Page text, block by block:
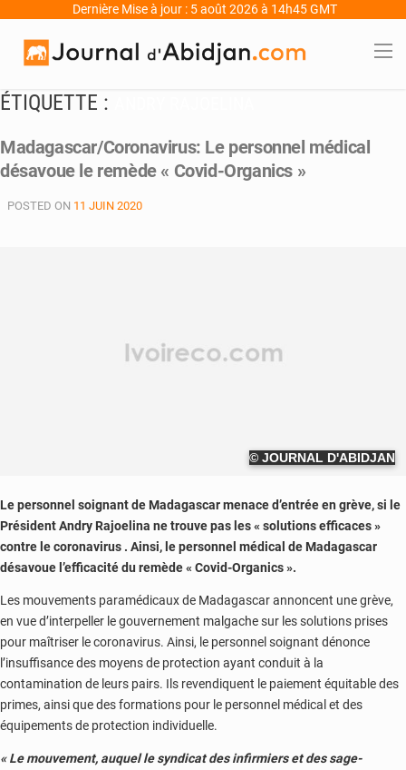
Dernière Mise à jour : 5 août 2026 à 14h45 GMT
ÉTIQUETTE :
Madagascar/Coronavirus: Le personnel médical
désavoue le remède « Covid-Organics »
POSTED ON 11 JUIN 2020
© JOURNAL D'ABIDJAN
Le personnel soignant de Madagascar menace d’entrée en grève, si le
Président Andry Rajoelina ne trouve pas les « solutions efficaces »
contre le coronavirus . Ainsi, le personnel médical de Madagascar
désavoue l’efficacité du remède « Covid-Organics ».
Les mouvements paramédicaux de Madagascar annoncent une grève,
en vue d’interpeller le gouvernement malgache sur les solutions prises
pour maîtriser le coronavirus. Ainsi, le personnel soignant dénonce
l’insuffisance des moyens de protection ayant conduit à la
contamination de leurs pairs. Ils revendiquent le paiement équitable des
primes, ainsi que des formations pour le personnel médical et des
équipements de protection individuelle.
« Le mouvement, auquel le syndicat des infirmiers et des sage-